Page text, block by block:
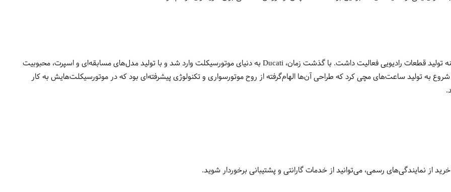
شرکت Ducati در سال ۱۹۲۶ در بولونیا، ایتالیا تأسیس شد و ابتدا در زمینه تولید قطعات رادیویی فعالیت داشت. با گذشت زمان، Ducati به دنیای موتورسیکلت وارد شد و با تولید مدل‌های مسابقه‌ای و اسپرت، محبوبیت
به تولید ساعت‌های مچی کرد که طراحی آن‌ها الهام‌گرفته از روح موتورسواری و تکنولوژی پیشرفته‌ای بود که در موتورسیکلت‌هایش به کار